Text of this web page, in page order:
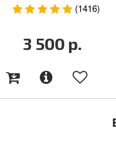
(1416)
3 500 р.